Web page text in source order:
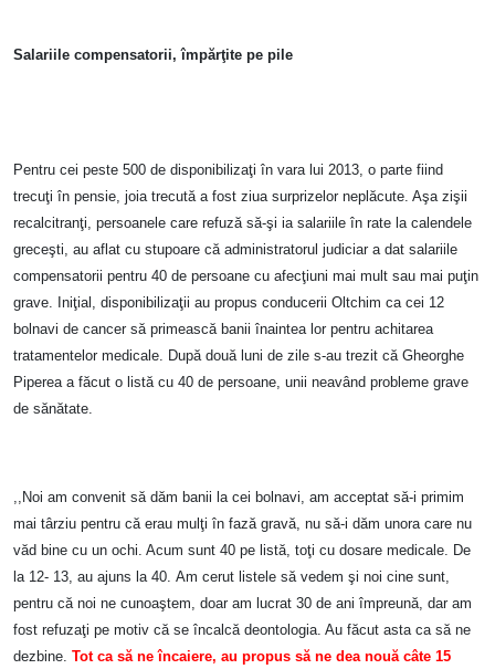
Salariile compensatorii, împărţite pe pile
Pentru cei peste 500 de disponibilizaţi în vara lui 2013, o parte fiind
trecuţi în pensie, joia trecută a fost ziua surprizelor neplăcute. Aşa zişii
recalcitranţi, persoanele care refuză să-şi ia salariile în rate la calendele
greceşti, au aflat cu stupoare că administratorul judiciar a dat salariile
compensatorii pentru 40 de persoane cu afecţiuni mai mult sau mai puţin
grave. Iniţial, disponibilizaţii au propus conducerii Oltchim ca cei 12
bolnavi de cancer să primească banii înaintea lor pentru achitarea
tratamentelor medicale. După două luni de zile s-au trezit că Gheorghe
Piperea a făcut o listă cu 40 de persoane, unii neavând probleme grave
de sănătate.
,,Noi am convenit să dăm banii la cei bolnavi, am acceptat să-i primim
mai târziu pentru că erau mulţi în fază gravă, nu să-i dăm unora care nu
văd bine cu un ochi. Acum sunt 40 pe listă, toţi cu dosare medicale. De
la 12- 13, au ajuns la 40. Am cerut listele să vedem şi noi cine sunt,
pentru că noi ne cunoaştem, doar am lucrat 30 de ani împreună, dar am
fost refuzaţi pe motiv că se încalcă deontologia. Au făcut asta ca să ne
dezbine. Tot ca să ne încaiere, au propus să ne dea nouă câte 15